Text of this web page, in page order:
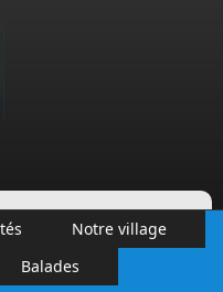
Notre village
Balades